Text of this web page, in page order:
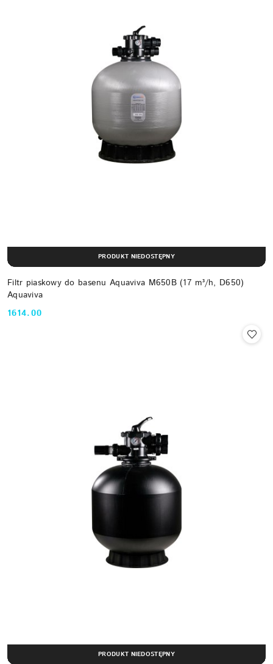
Filtr piaskowy do basenu Aquaviva M650B (17 m³/h, D650)
Aquaviva
Cena:
1614.00
PRODUKT NIEDOSTĘPNY
PRODUKT NIEDOSTĘPNY